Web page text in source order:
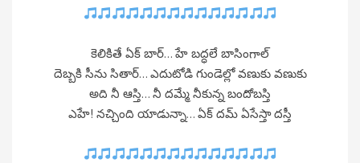
కెలికితే ఏక్ బార్… హే బద్ధలే బాసింగాల్
దెబ్బకి సీను సితార్… ఎదుటోడి గుండెల్లో వణుకు వణుకు
అది నీ ఆస్తి… నీ దమ్మే నీకున్న బందోబస్తి
ఎహే! నచ్చింది యాడున్నా… ఏక్ దమ్ ఏసేస్తా దస్తీ